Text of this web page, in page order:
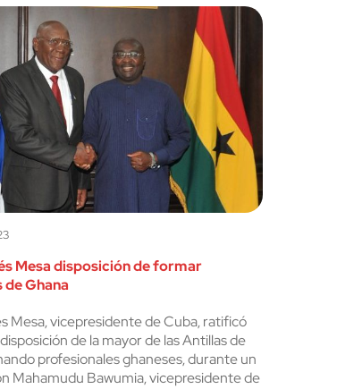
Mesa disposición de formar
Ghana
Mesa, vicepresidente de Cuba, ratificó
de la mayor de las Antillas de
profesionales ghaneses, durante un
Mahamudu Bawumia, vicepresidente de